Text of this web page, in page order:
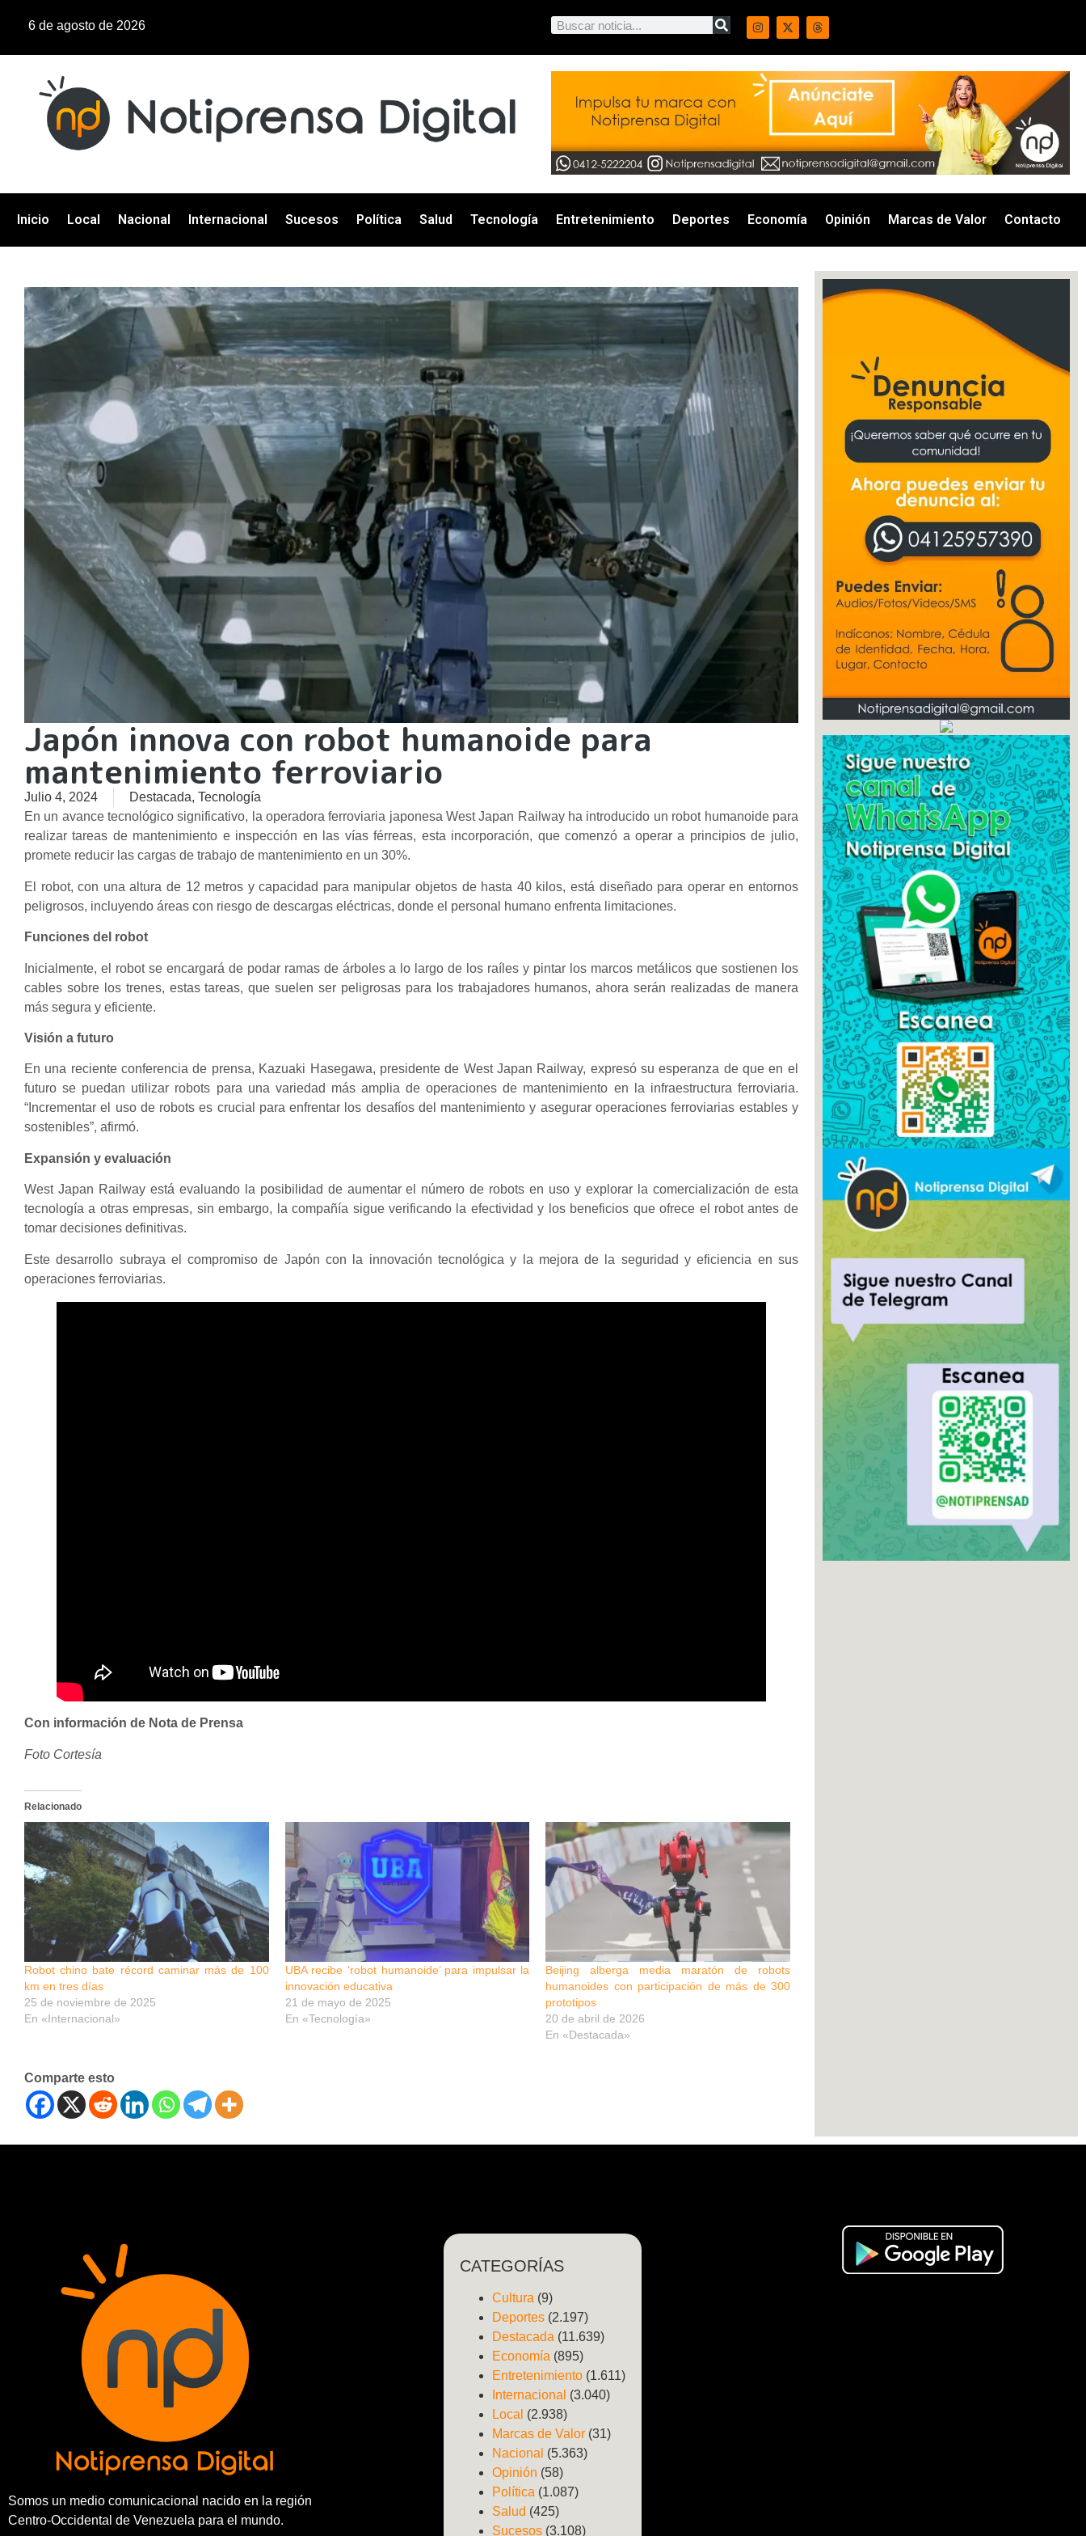
6 de agosto de 2026
Inicio Local Nacional Internacional Sucesos Política Salud Tecnología Entretenimiento Deportes Economía Opinión Marcas de Valor Contacto
Japón innova con robot humanoide para
mantenimiento ferroviario
Julio 4, 2024 Destacada, Tecnología
En un avance tecnológico significativo, la operadora ferroviaria japonesa West Japan Railway ha introducido un robot humanoide para
realizar tareas de mantenimiento e inspección en las vías férreas, esta incorporación, que comenzó a operar a principios de julio,
promete reducir las cargas de trabajo de mantenimiento en un 30%.
El robot, con una altura de 12 metros y capacidad para manipular objetos de hasta 40 kilos, está diseñado para operar en entornos
peligrosos, incluyendo áreas con riesgo de descargas eléctricas, donde el personal humano enfrenta limitaciones.
Funciones del robot
Inicialmente, el robot se encargará de podar ramas de árboles a lo largo de los raíles y pintar los marcos metálicos que sostienen los
cables sobre los trenes, estas tareas, que suelen ser peligrosas para los trabajadores humanos, ahora serán realizadas de manera
más segura y eficiente.
Visión a futuro
En una reciente conferencia de prensa, Kazuaki Hasegawa, presidente de West Japan Railway, expresó su esperanza de que en el
futuro se puedan utilizar robots para una variedad más amplia de operaciones de mantenimiento en la infraestructura ferroviaria.
“Incrementar el uso de robots es crucial para enfrentar los desafíos del mantenimiento y asegurar operaciones ferroviarias estables y
sostenibles”, afirmó.
Expansión y evaluación
West Japan Railway está evaluando la posibilidad de aumentar el número de robots en uso y explorar la comercialización de esta
tecnología a otras empresas, sin embargo, la compañía sigue verificando la efectividad y los beneficios que ofrece el robot antes de
tomar decisiones definitivas.
Este desarrollo subraya el compromiso de Japón con la innovación tecnológica y la mejora de la seguridad y eficiencia en sus
operaciones ferroviarias.
Con información de Nota de Prensa
Foto Cortesía
Relacionado
Robot chino bate récord caminar más de 100
km en tres días
25 de noviembre de 2025
En «Internacional»
UBA recibe ‘robot humanoide’ para impulsar la
innovación educativa
21 de mayo de 2025
En «Tecnología»
Beijing alberga media maratón de robots
humanoides con participación de más de 300
prototipos
20 de abril de 2026
En «Destacada»
Comparte esto
Somos un medio comunicacional nacido en la región
Centro-Occidental de Venezuela para el mundo.
CATEGORÍAS
Cultura (9)
Deportes (2.197)
Destacada (11.639)
Economía (895)
Entretenimiento (1.611)
Internacional (3.040)
Local (2.938)
Marcas de Valor (31)
Nacional (5.363)
Opinión (58)
Política (1.087)
Salud (425)
Sucesos (3.108)